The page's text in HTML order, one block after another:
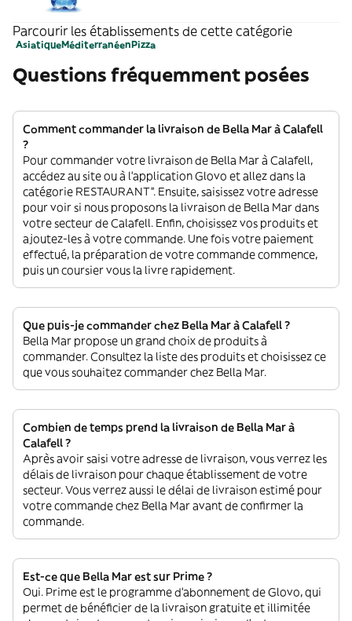
Parcourir les établissements de cette catégorie
AsiatiqueMéditerranéenPizza
Questions fréquemment posées
Comment commander la livraison de Bella Mar à Calafell
?
Pour commander votre livraison de Bella Mar à Calafell,
accédez au site ou à l'application Glovo et allez dans la
catégorie RESTAURANT”. Ensuite, saisissez votre adresse
pour voir si nous proposons la livraison de Bella Mar dans
votre secteur de Calafell. Enfin, choisissez vos produits et
ajoutez-les à votre commande. Une fois votre paiement
effectué, la préparation de votre commande commence,
puis un coursier vous la livre rapidement.
Que puis-je commander chez Bella Mar à Calafell ?
Bella Mar propose un grand choix de produits à
commander. Consultez la liste des produits et choisissez ce
que vous souhaitez commander chez Bella Mar.
Combien de temps prend la livraison de Bella Mar à
Calafell ?
Après avoir saisi votre adresse de livraison, vous verrez les
délais de livraison pour chaque établissement de votre
secteur. Vous verrez aussi le délai de livraison estimé pour
votre commande chez Bella Mar avant de confirmer la
commande.
Est-ce que Bella Mar est sur Prime ?
Oui. Prime est le programme d’abonnement de Glovo, qui
permet de bénéficier de la livraison gratuite et illimitée